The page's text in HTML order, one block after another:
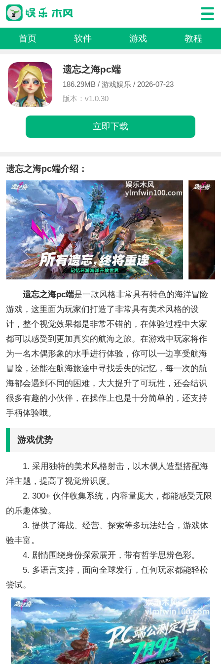
首页 软件 游戏 教程
遗忘之海pc端
186.29MB / 游戏娱乐/ 2026-07-23
版本：v1.0.30
立即下载
遗忘之海pc端介绍：
遗忘之海pc端是一款风格非常具有特色的海洋冒险
游戏，这里面为玩家们打造了非常具有美术风格的设
计，整个视觉效果都是非常不错的，在体验过程中大家
都可以感受到更加真实的航海之旅。在游戏中玩家将作
为一名木偶形象的水手进行体验，你可以一边享受航海
冒险，还能在航海旅途中寻找丢失的记忆，每一次的航
海都会遇到不同的困难，大大提升了可玩性，还会结识
很多有趣的小伙伴，在操作上也是十分简单的，还支持
手柄体验哦。
游戏优势
1. 采用独特的美术风格射击，以木偶人造型搭配海
洋主题，提高了视觉辨识度。
2. 300+ 伙伴收集系统，内容量庞大，都能感受无限
的乐趣体验。
3. 提供了海战、经营、探索等多玩法结合，游戏体
验丰富。
4. 剧情围绕身份探索展开，带有哲学思辨色彩。
5. 多语言支持，面向全球发行，任何玩家都能轻松
尝试。